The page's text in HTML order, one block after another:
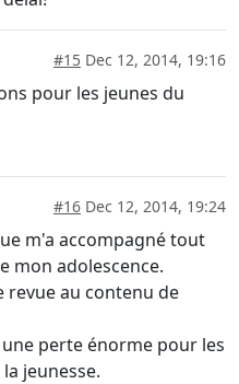
#15 Dec 12, 2014, 19:16
pour les jeunes du
#16 Dec 12, 2014, 19:24
m'a accompagné tout
mon adolescence.
revue au contenu de
perte énorme pour les
jeunesse.